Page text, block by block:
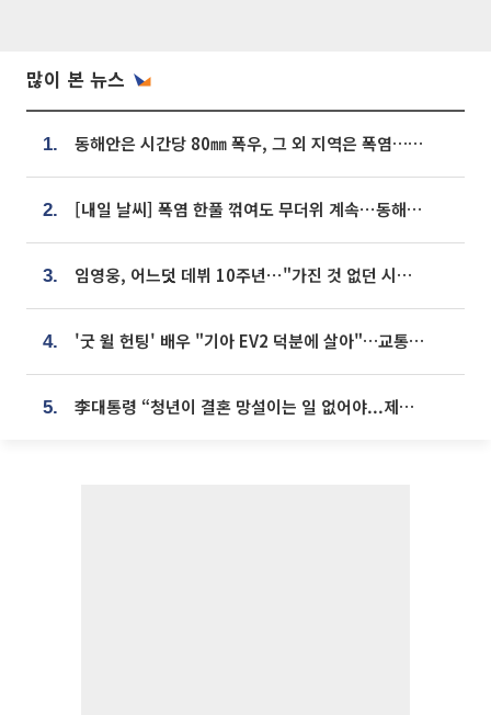
많이 본 뉴스
1. 동해안은 시간당 80㎜ 폭우, 그 외 지역은 폭염…‘극과 극 날씨’
2. [내일 날씨] 폭염 한풀 꺾여도 무더위 계속⋯동해안 이틀 연속 비
3. 임영웅, 어느덧 데뷔 10주년⋯"가진 것 없던 시절, 내 앞엔 20명의 팬뿐"
4. '굿 윌 헌팅' 배우 "기아 EV2 덕분에 살아"…교통사고 후 안전성 극찬
5. 李대통령 “청년이 결혼 망설이는 일 없어야...제도상 불이익 조사”